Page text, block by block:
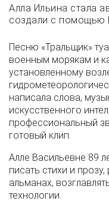
Алла Ильина стала
создали с помощью
Песню «Тральщик»
военным морякам и
установленному
написала слова,
искусственного
профессиональный
готовый клип.
Алле Васильевне 89
писать стихи и
альманах,
технологии.